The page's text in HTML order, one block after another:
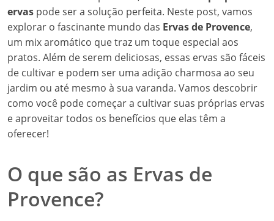
ervas pode ser a solução perfeita. Neste post, vamos
explorar o fascinante mundo das Ervas de Provence,
um mix aromático que traz um toque especial aos
pratos. Além de serem deliciosas, essas ervas são fáceis
de cultivar e podem ser uma adição charmosa ao seu
jardim ou até mesmo à sua varanda. Vamos descobrir
como você pode começar a cultivar suas próprias ervas
e aproveitar todos os benefícios que elas têm a
oferecer!
O que são as Ervas de
Provence?